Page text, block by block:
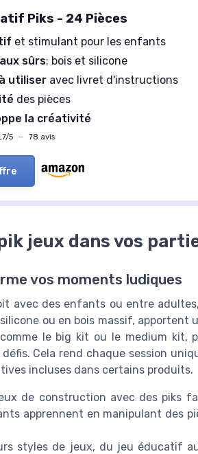
Piks - 24 Pièces
et stimulant pour les enfants
sûrs: bois et silicone
utiliser avec livret d'instructions
des pièces
la créativité
5 — 78 avis
jeux dans vos
vos moments ludiques
avec des enfants ou entre
ou en bois massif, apportent
le big kit ou le medium kit,
Cela rend chaque session
incluses dans certains produits.
de construction avec des piks
apprennent en manipulant des
styles de jeux, du jeu éducatif